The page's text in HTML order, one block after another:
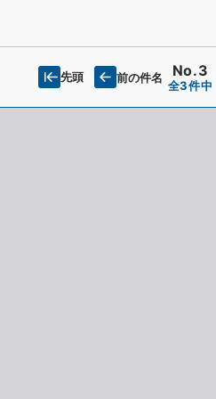
先頭 前の件名 No.3
全3件中